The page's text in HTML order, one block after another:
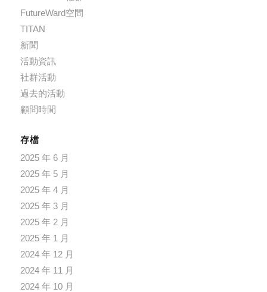
FutureWard空間
TITAN
新聞
活動資訊
社群活動
過去的活動
顧問時間
存檔
2025 年 6 月
2025 年 5 月
2025 年 4 月
2025 年 3 月
2025 年 2 月
2025 年 1 月
2024 年 12 月
2024 年 11 月
2024 年 10 月